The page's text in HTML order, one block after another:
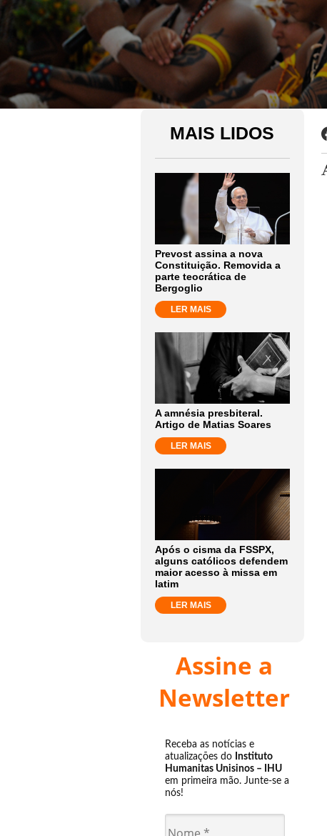
MAIS LIDOS
Prevost assina a nova
Constituição. Removida a
parte teocrática de
Bergoglio
LER MAIS
A amnésia presbiteral.
Artigo de Matias Soares
LER MAIS
Após o cisma da FSSPX,
alguns católicos defendem
maior acesso à missa em
latim
LER MAIS
Assine a
Newsletter
Receba as notícias e
atualizações do Instituto
Humanitas Unisinos – IHU
em primeira mão. Junte-se a
nós!